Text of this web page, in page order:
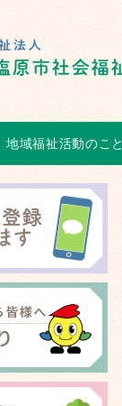
地域福祉活動のこと